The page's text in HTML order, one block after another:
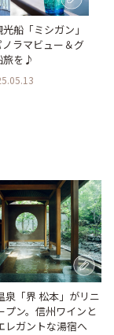
船「ミシガン」
ラマビュー＆グ
旅を♪
泉「界 松本」がリニ
プン。信州ワインと
レガントな湯宿へ